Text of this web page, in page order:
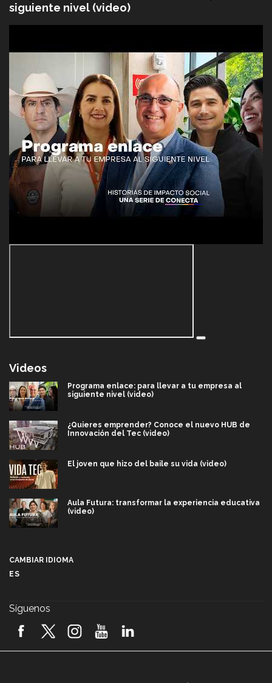
siguiente nivel (video)
Videos
Programa enlace: para llevar a tu empresa al
siguiente nivel (video)
¿Quieres emprender? Conoce el nuevo HUB de
Innovación del Tec (video)
El joven que hizo del baile su vida (video)
Aula Futura: transformar la experiencia educativa
(video)
2026! (video)
CAMBIAR IDIOMA
ES
Síguenos